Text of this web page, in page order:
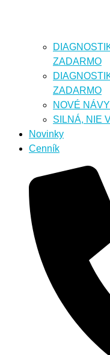
ZADARMO
ZADARMO
NOVÉ
SILNÁ, NIE
Novinky
Cenník